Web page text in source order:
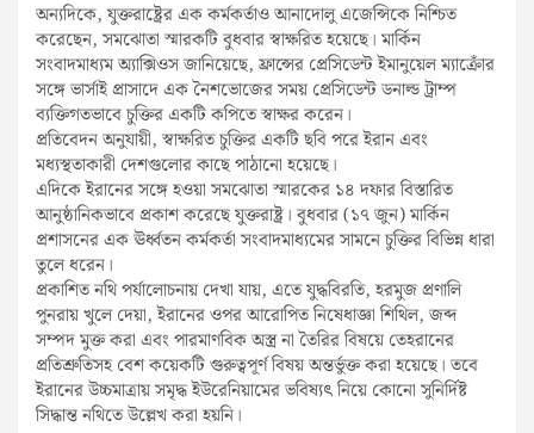
অন্যদিকে, যুক্তরাষ্ট্রের এক কর্মকর্তাও আনাদোলু এজেন্সিকে নিশ্চিত
করেছেন, সমঝোতা স্মারকটি বুধবার স্বাক্ষরিত হয়েছে। মার্কিন
সংবাদমাধ্যম অ্যাক্সিওস জানিয়েছে, ফ্রান্সের প্রেসিডেন্ট ইমানুয়েল ম্যাক্রোঁর
সঙ্গে ভার্সাই প্রাসাদে এক নৈশভোজের সময় প্রেসিডেন্ট ডনাল্ড ট্রাম্প
ব্যক্তিগতভাবে চুক্তির একটি কপিতে স্বাক্ষর করেন।
প্রতিবেদন অনুযায়ী, স্বাক্ষরিত চুক্তির একটি ছবি পরে ইরান এবং
মধ্যস্থতাকারী দেশগুলোর কাছে পাঠানো হয়েছে।
এদিকে ইরানের সঙ্গে হওয়া সমঝোতা স্মারকের ১৪ দফার বিস্তারিত
আনুষ্ঠানিকভাবে প্রকাশ করেছে যুক্তরাষ্ট্র। বুধবার (১৭ জুন) মার্কিন
প্রশাসনের এক ঊর্ধ্বতন কর্মকর্তা সংবাদমাধ্যমের সামনে চুক্তির বিভিন্ন ধারা
তুলে ধরেন।
প্রকাশিত নথি পর্যালোচনায় দেখা যায়, এতে যুদ্ধবিরতি, হরমুজ প্রণালি
পুনরায় খুলে দেয়া, ইরানের ওপর আরোপিত নিষেধাজ্ঞা শিথিল, জব্দ
সম্পদ মুক্ত করা এবং পারমাণবিক অস্ত্র না তৈরির বিষয়ে তেহরানের
প্রতিশ্রুতিসহ বেশ কয়েকটি গুরুত্বপূর্ণ বিষয় অন্তর্ভুক্ত করা হয়েছে। তবে
ইরানের উচ্চমাত্রায় সমৃদ্ধ ইউরেনিয়ামের ভবিষ্যৎ নিয়ে কোনো সুনির্দিষ্ট
সিদ্ধান্ত নথিতে উল্লেখ করা হয়নি।